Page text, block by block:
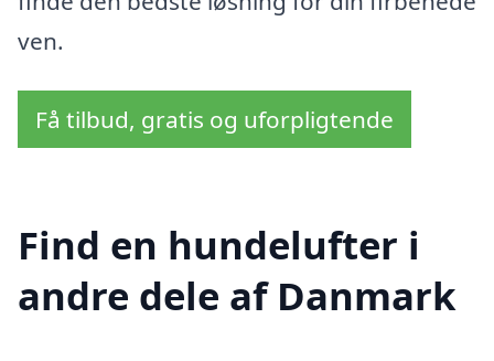
ven.
Få tilbud, gratis og uforpligtende
Find en hundelufter i
andre dele af Danmark